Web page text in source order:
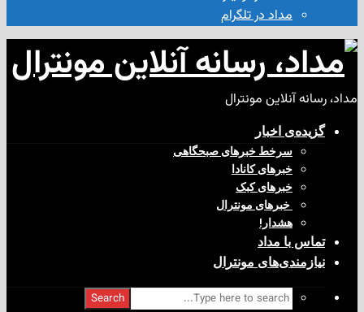
مداد در تلگرام
مونترال
اخبار
سرخط خبرهای صبحگاهی
خبرهای کانادا
خبرهای کبک
‌ خبرهای مونترال
مداد
مونترال
Search